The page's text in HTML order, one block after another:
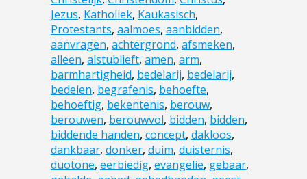
Jezus, Katholiek, Kaukasisch,
Protestants, aalmoes, aanbidden,
aanvragen, achtergrond, afsmeken,
alleen, alstublieft, amen, arm,
barmhartigheid, bedelarij, bedelarij,
bedelen, begrafenis, behoefte,
behoeftig, bekentenis, berouw,
berouwen, berouwvol, bidden, bidden,
biddende handen, concept, dakloos,
dankbaar, donker, duim, duisternis,
duotone, eerbiedig, evangelie, gebaar,